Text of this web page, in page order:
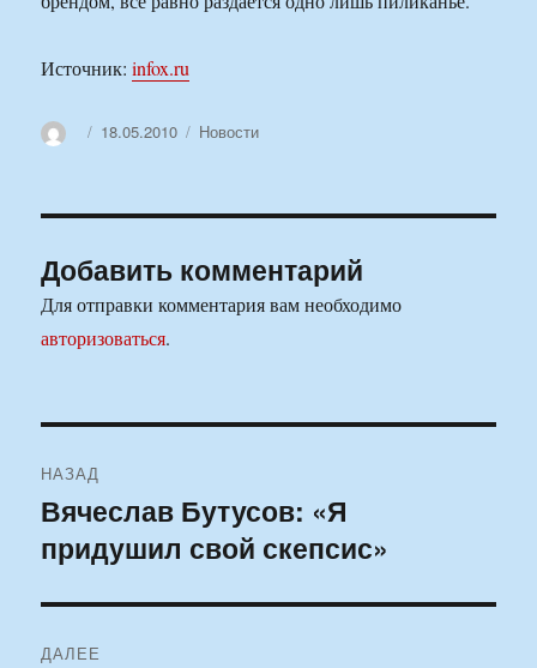
Источник:infox.ru
АвторОпубликовано
18.05.2010 Рубрики
Новости
Добавить комментарий
Для отправки комментария вам необходимо
авторизоваться.
по
записям
НАЗАД
Предыдущая
запись:
Вячеслав Бутусов: «Я
придушил свой скепсис»
ДАЛЕЕ